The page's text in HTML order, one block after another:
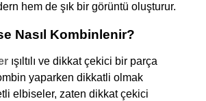
hem de şık bir görüntü oluşturur.
Nasıl Kombinlenir?
ışıltılı ve dikkat çekici bir parça
yaparken dikkatli olmak
elbiseler, zaten dikkat çekici